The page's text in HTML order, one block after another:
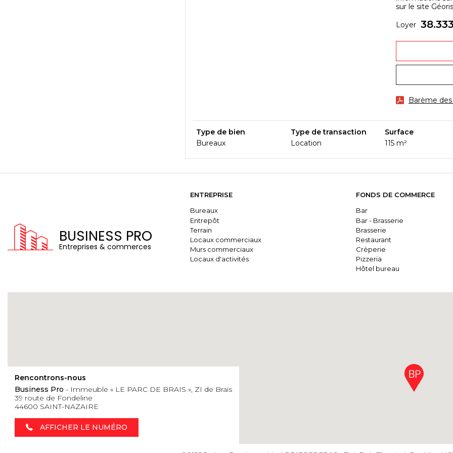
sur le site
Loyer
Barème
Type de bien
Bureaux
Type de transaction
Location
Surface
115 m²
BUSINESS PRO
Entreprises & commerces
ENTREPRISE
Bureaux
Entrepôt
Terrain
Locaux commerciaux
Murs commerciaux
Locaux d'activités
FONDS DE COMMERCE
Bar
Bar - Brasserie
Brasserie
Restaurant
Crèperie
Pizzeria
Hôtel bureau
Rencontrons-nous
Business Pro - Immeuble « LE PARC DE BRAIS », ZI de Brais
39 route de Fondeline
44600 SAINT-NAZAIRE
AFFICHER LE NUMÉRO